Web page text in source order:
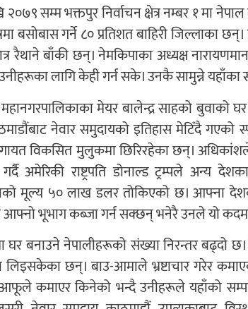
सम्म भक्तपुर निर्वाचन क्षेत्र नम्बर १ मा
बसोबास गर्ने ८० प्रतिशत बाहिरी
रैथाने बाँकी छन्। नेमकिपाका अध्यक्ष
लागि केही गर्न सके। उनकै सामुन्ने यहाँका
मेयर बालेन्द्र साहको बुवाको
नेवार समुदायको इतिहास मेटिँदै गएको
विकसित मुलुकमा छिरिरहेका छन्।
अमेरिकी राष्ट्रपति डोनाल्ड ट्रम्पले अन्य
मूल्य ५० लाख डलर तोकिएको छ। आफ्ना
आफ्नो भूभाग कब्जा गर्न सक्छन् भनेरै उनले यो
घर बनाउने नेपालीहरूको संख्या निरन्तर बढ्दो
लिइसकेका छन्। बाउ-आमाले भ्रष्टाचार गरेर
कमाएर किनेको भन्दै उनीहरूले यहाँको